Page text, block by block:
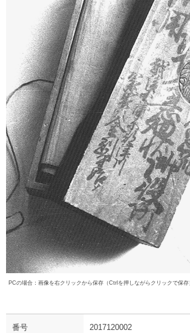
PCの場合：画像を右クリックから保存（Ctrlを押しながらクリックで保
番号 2017120002